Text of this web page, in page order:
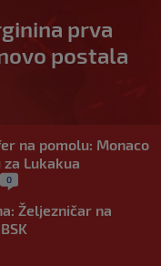
prva
postala
na pomolu: Monaco
Lukakua
0
Željezničar na